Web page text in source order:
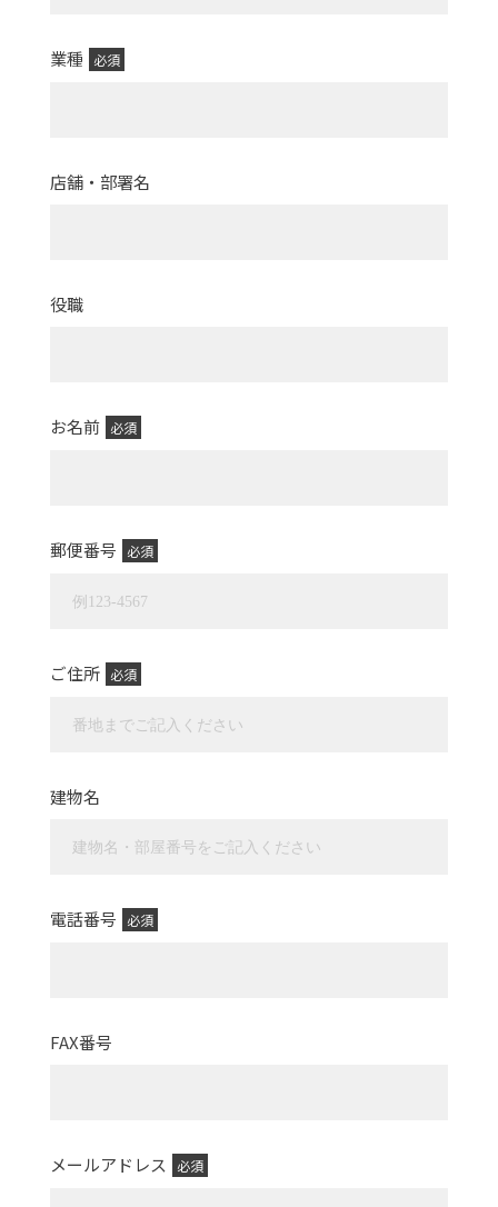
業種 必須
店舗・部署名
役職
お名前 必須
郵便番号 必須
ご住所 必須
建物名
電話番号 必須
FAX番号
メールアドレス 必須